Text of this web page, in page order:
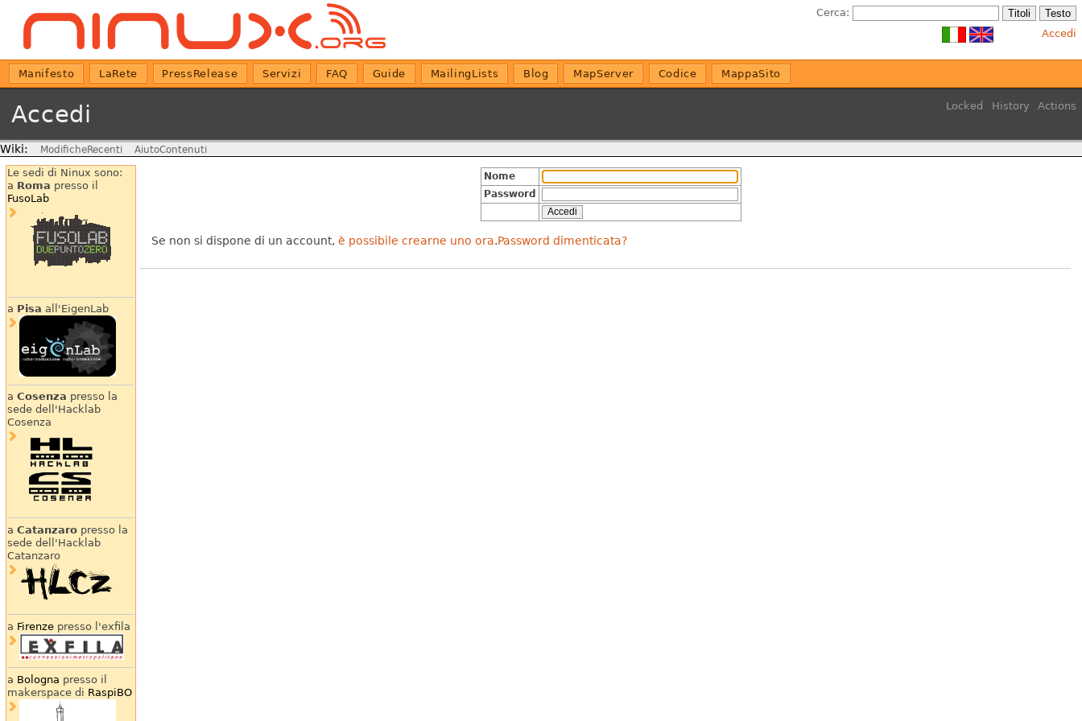
Cerca:
Accedi
Manifesto LaRete PressRelease Servizi FAQ Guide MailingLists Blog MapServer Codice MappaSito
Locked History Actions
Accedi
Wiki: ModificheRecenti AiutoContenuti
Le sedi di Ninux sono:
a Roma presso il
FusoLab
a Pisa all'EigenLab
a Cosenza presso la
sede dell'Hacklab
Cosenza
a Catanzaropresso la
sede dell'Hacklab
Catanzaro
a Firenzepresso l'exfila
a Bologna presso il
makerspace di RaspiBO
Nome
Password
Se non si dispone di un account, è possibile crearne uno ora.Password dimenticata?